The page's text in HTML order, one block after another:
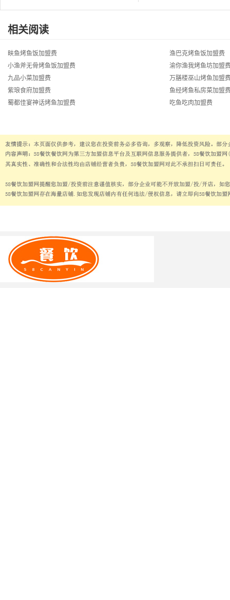
相关阅读
畉鱼烤鱼饭加盟费
渔巴克烤鱼饭加盟费
小渔斧无骨烤鱼饭加盟费
渝你渔我烤鱼坊加盟
九品小菜加盟费
万膳楼巫山烤鱼加盟
紫琅食府加盟费
鱼经烤鱼私房菜加盟
蜀都佳宴神话烤鱼加盟费
吃鱼吃肉加盟费